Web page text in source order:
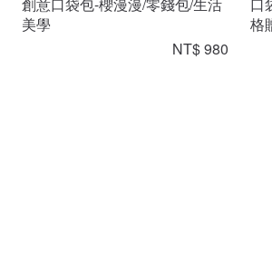
創意口袋包-櫻漫漫/零錢包/生活
美學
NT$ 980
口
格